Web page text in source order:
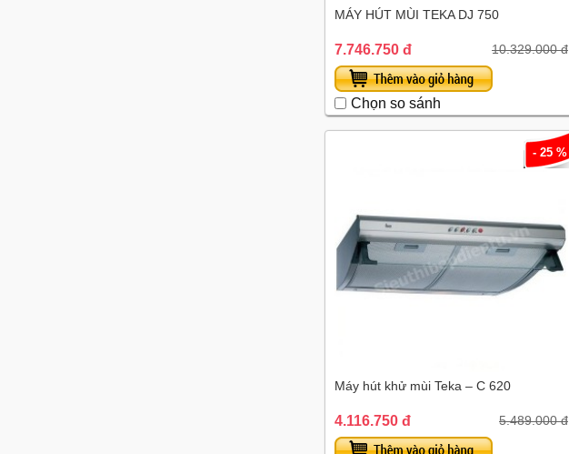
MÁY HÚT MÙI TEKA DJ 750
7.746.750 đ 10.329.000 đ
Chọn so sánh
- 25 %
Máy hút khử mùi Teka – C 620
4.116.750 đ 5.489.000 đ